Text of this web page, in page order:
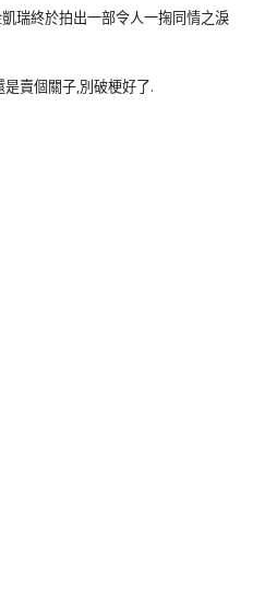
瑞終於拍出一部令人一掬同情之淚
賣個關子,別破梗好了.